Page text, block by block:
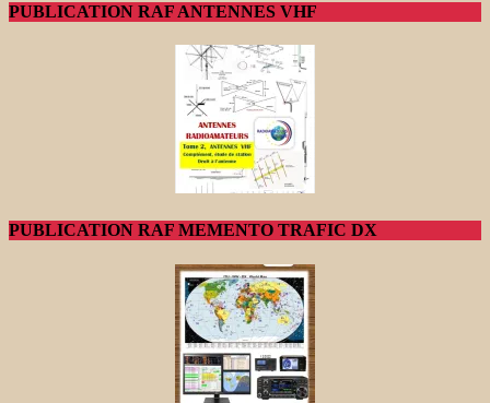
PUBLICATION RAF ANTENNES VHF
PUBLICATION RAF MEMENTO TRAFIC DX